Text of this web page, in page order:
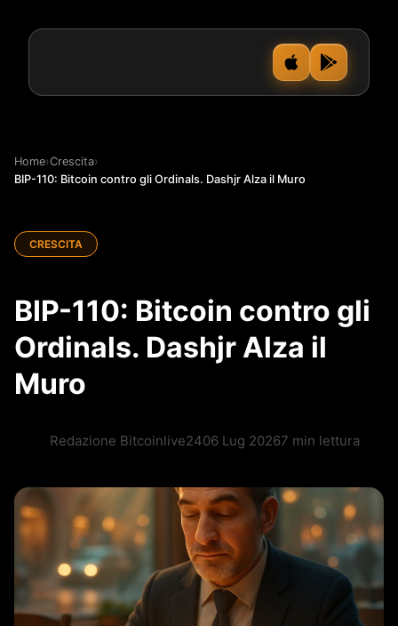
Home›Crescita›
BIP-110: Bitcoin contro gli Ordinals. Dashjr Alza il Muro
CRESCITA
BIP-110: Bitcoin contro gli
Ordinals. Dashjr Alza il
Muro
Redazione Bitcoinlive2406 Lug 20267 min lettura